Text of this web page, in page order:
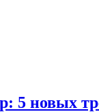
5 новых